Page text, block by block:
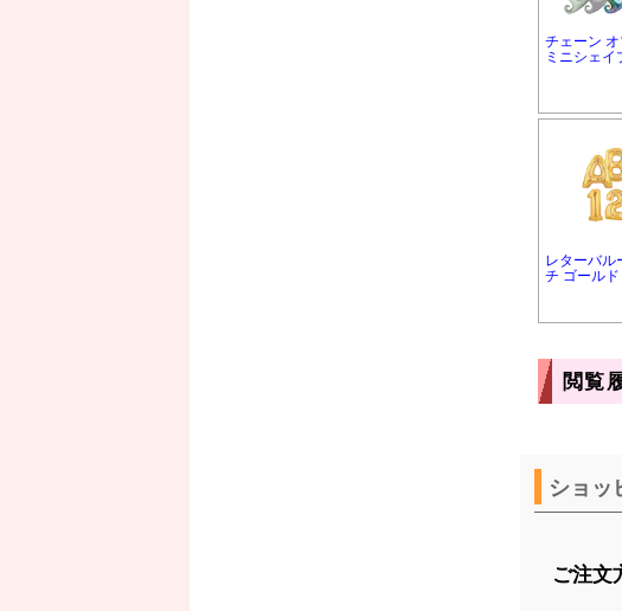
チェーン オ
ミニシェイ
レターバル
チ ゴールド
閲覧
ショッ
ご注文